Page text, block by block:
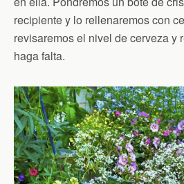
recipiente y lo rellenaremos con
revisaremos el nivel de cerveza y
haga falta.